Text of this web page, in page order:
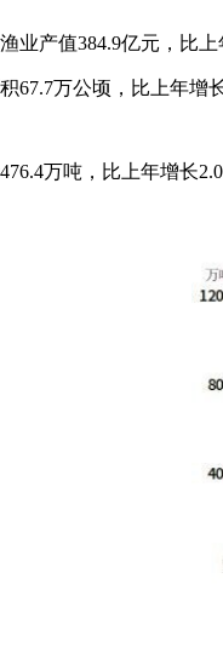
业产值384.9亿元，比
67.7万公顷，比上年增
万吨，比上年增长